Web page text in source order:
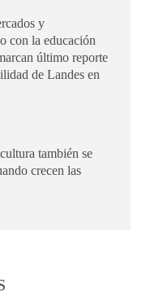
y
con la educación
último reporte
de Landes en
también se
crecen las